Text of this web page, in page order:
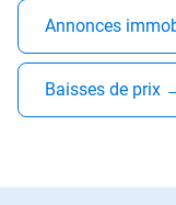
Annonces
Baisses de prix